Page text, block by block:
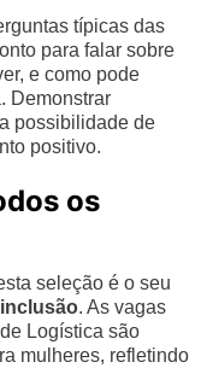
típicas das
para falar sobre
e como pode
Demonstrar
possibilidade de
positivo.
os
seleção é o seu
inclusão. As vagas
Logística são
mulheres, refletindo